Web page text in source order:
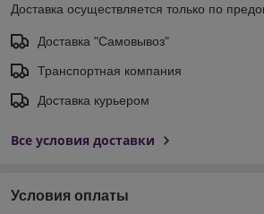
Доставка осуществляется только по
Доставка "Самовывоз"
Транспортная компания
Доставка курьером
Все условия доставки
Условия оплаты